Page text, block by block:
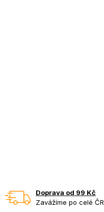
Doprava od 99 Kč
Zavážíme po celé ČR